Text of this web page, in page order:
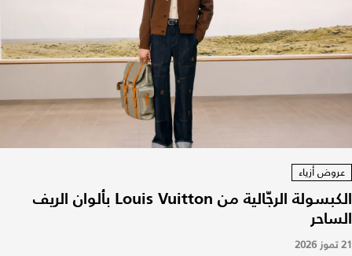
عروض أزياء
الكبسولة الرجّالية من Louis Vuitton بألوان الريف
الساحر
21 تموز 2026